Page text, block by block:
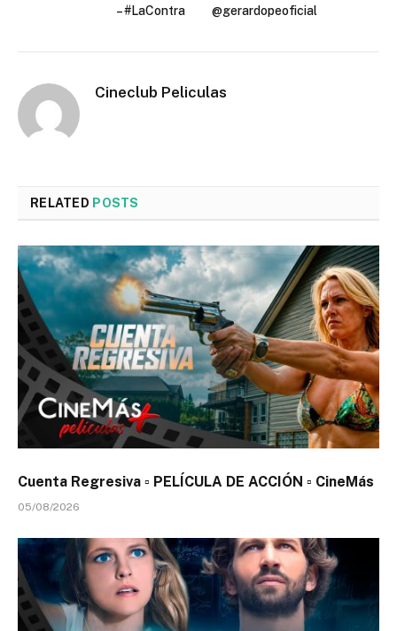
– #LaContra
@gerardopeoficial
Cineclub Peliculas
RELATED POSTS
Cuenta Regresiva ▫️ PELÍCULA DE ACCIÓN ▫️ CineMás
05/08/2026